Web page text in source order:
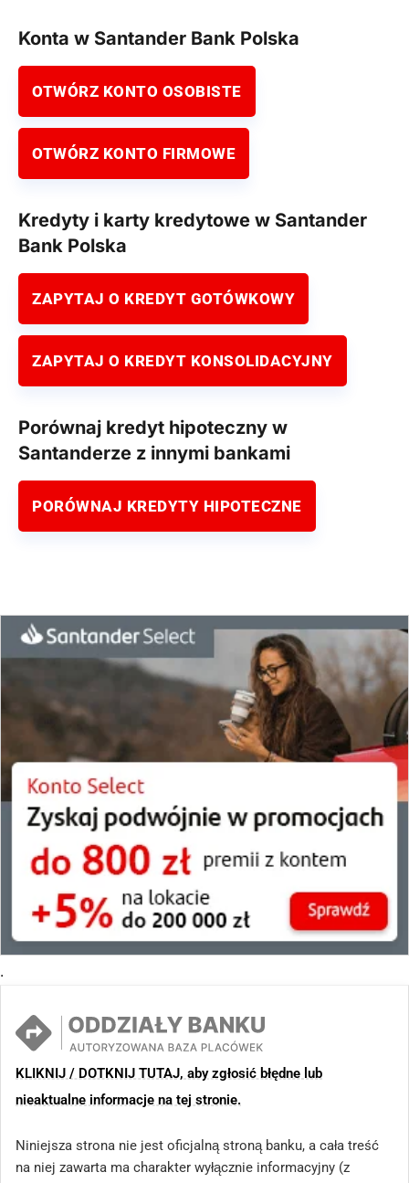
Konta w Santander Bank Polska
OTWÓRZ KONTO OSOBISTE
OTWÓRZ KONTO FIRMOWE
Kredyty i karty kredytowe w Santander
Bank Polska
ZAPYTAJ O KREDYT GOTÓWKOWY
ZAPYTAJ O KREDYT KONSOLIDACYJNY
Porównaj kredyt hipoteczny w
Santanderze z innymi bankami
PORÓWNAJ KREDYTY HIPOTECZNE
.
KLIKNIJ / DOTKNIJ TUTAJ, aby zgłosić błędne lub
nieaktualne informacje na tej stronie.
Niniejsza strona nie jest oficjalną stroną banku, a cała treść
na niej zawarta ma charakter wyłącznie informacyjny (z